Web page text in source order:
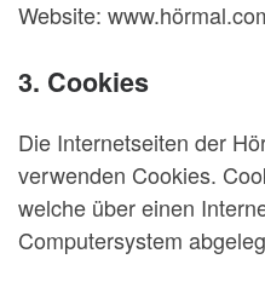
Website:
3. Cookies
Die Internetseiten der
verwenden Cookies.
welche über einen
Computersystem